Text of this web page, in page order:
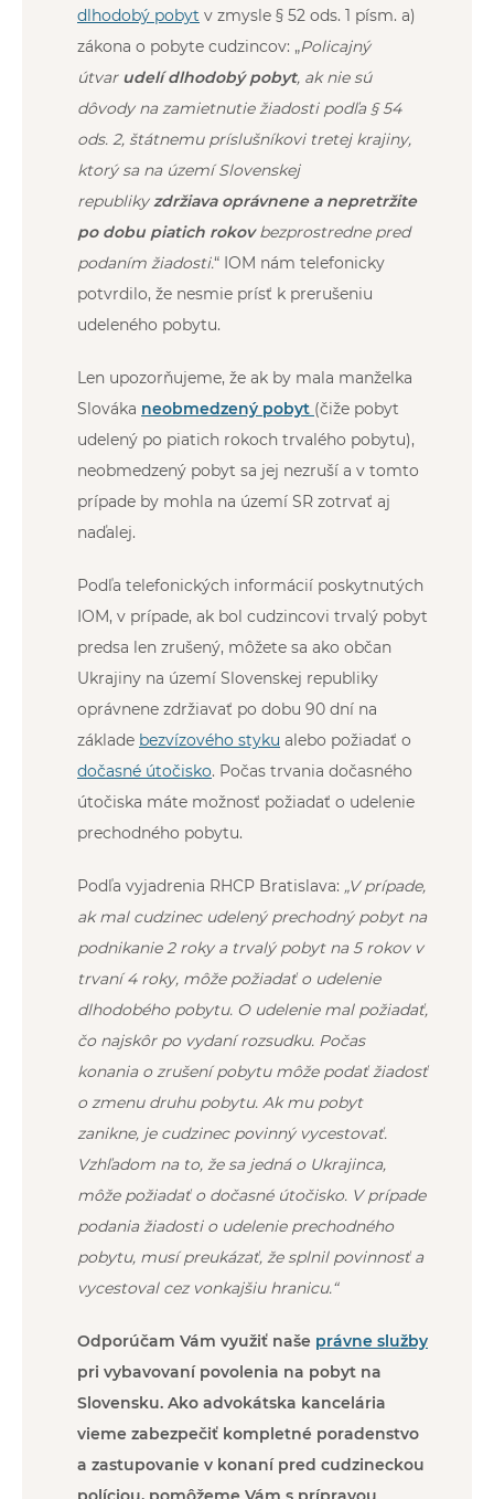
dlhodobý pobyt v zmysle § 52 ods. 1 písm. a)
zákona o pobyte cudzincov: „Policajný
útvar udelí dlhodobý pobyt, ak nie sú
dôvody na zamietnutie žiadosti podľa § 54
ods. 2, štátnemu príslušníkovi tretej krajiny,
ktorý sa na území Slovenskej
republikyzdržiava oprávnene a nepretržite
po dobu piatich rokovbezprostredne pred
podaním žiadosti.“ IOM nám telefonicky
potvrdilo, že nesmie prísť k prerušeniu
udeleného pobytu.
Len upozorňujeme, že ak by mala manželka
Slováka neobmedzený pobyt (čiže pobyt
udelený po piatich rokoch trvalého pobytu),
neobmedzený pobyt sa jej nezruší a v tomto
prípade by mohla na území SR zotrvať aj
naďalej.
Podľa telefonických informácií poskytnutých
IOM, v prípade, ak bol cudzincovi trvalý pobyt
predsa len zrušený, môžete sa ako občan
Ukrajiny na území Slovenskej republiky
oprávnene zdržiavať po dobu 90 dní na
základe bezvízového styku alebo požiadať o
dočasné útočisko. Počas trvania dočasného
útočiska máte možnosť požiadať o udelenie
prechodného pobytu.
Podľa vyjadrenia RHCP Bratislava: „V prípade,
ak mal cudzinec udelený prechodný pobyt na
podnikanie 2 roky a trvalý pobyt na 5 rokov v
trvaní 4 roky, môže požiadať o udelenie
dlhodobého pobytu. O udelenie mal požiadať,
čo najskôr po vydaní rozsudku. Počas
konania o zrušení pobytu môže podať žiadosť
o zmenu druhu pobytu. Ak mu pobyt
zanikne, je cudzinec povinný vycestovať.
Vzhľadom na to, že sa jedná o Ukrajinca,
môže požiadať o dočasné útočisko. V prípade
podania žiadosti o udelenie prechodného
pobytu, musí preukázať, že splnil povinnosť a
vycestoval cez vonkajšiu hranicu.“
Odporúčam Vám využiť naše právne služby
pri vybavovaní povolenia na pobyt na
Slovensku. Ako advokátska kancelária
vieme zabezpečiť kompletné poradenstvo
a zastupovanie v konaní pred cudzineckou